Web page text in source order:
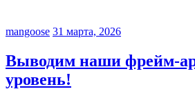
mangoose 31 марта, 2026
Выводим наши фрейм-
уровень!